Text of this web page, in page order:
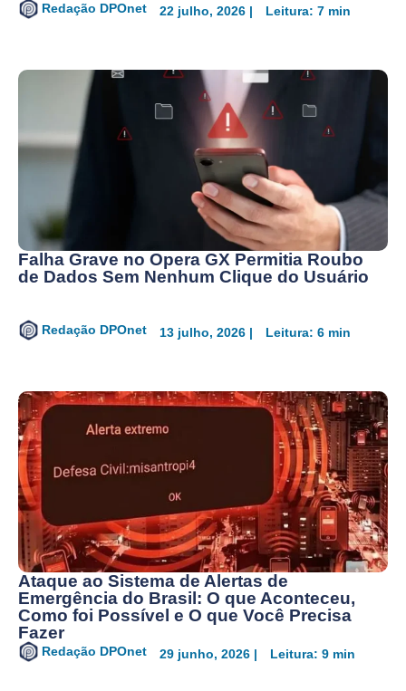
Redação DPOnet 22 julho, 2026 | Leitura: 7 min
Falha Grave no Opera GX Permitia Roubo
de Dados Sem Nenhum Clique do Usuário
Redação DPOnet 13 julho, 2026 | Leitura: 6 min
Ataque ao Sistema de Alertas de
Emergência do Brasil: O que Aconteceu,
Como foi Possível e O que Você Precisa
Fazer
Redação DPOnet 29 junho, 2026 | Leitura: 9 min